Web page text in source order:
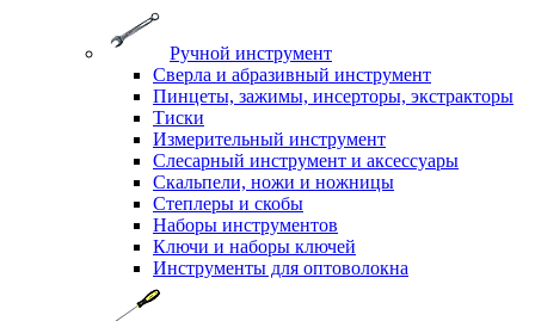
Ручной инструмент
Сверла и абразивный инструмент
Пинцеты, зажимы, инсерторы, экстракторы
Тиски
Измерительный инструмент
Слесарный инструмент и аксессуары
Скальпели, ножи и ножницы
Степлеры и скобы
Наборы инструментов
Ключи и наборы ключей
Инструменты для оптоволокна